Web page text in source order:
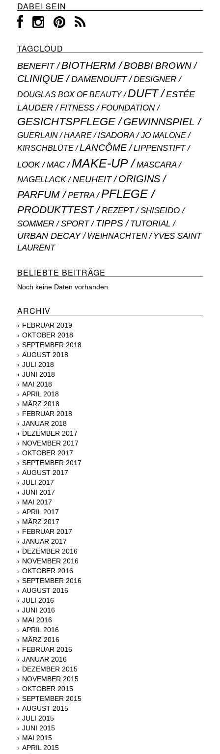
DABEI SEIN
TAGCLOUD
BENEFIT BIOTHERM BOBBI BROWN
CLINIQUE DAMENDUFT DESIGNER
DOUGLAS BOX OF BEAUTY DUFT
ESTÉE
LAUDER
FITNESS FOUNDATION
GESICHTSPFLEGE GEWINNSPIEL
GUERLAIN HAARE ISADORA JO MALONE
KIRSCHBLÜTE LANCÔME LIPPENSTIFT
LOOK MAC MAKE-UP MASCARA
NAGELLACK NEUHEIT ORIGINS
PARFUM PETRA PFLEGE
PRODUKTTEST REZEPT SHISEIDO
SOMMER SPORT TIPPS TUTORIAL
URBAN DECAY WEIHNACHTEN
YVES SAINT
LAURENT
BELIEBTE BEITRÄGE
Noch keine Daten vorhanden.
ARCHIV
FEBRUAR 2019
OKTOBER 2018
SEPTEMBER 2018
AUGUST 2018
JULI 2018
JUNI 2018
MAI 2018
APRIL 2018
MÄRZ 2018
FEBRUAR 2018
JANUAR 2018
DEZEMBER 2017
NOVEMBER 2017
OKTOBER 2017
SEPTEMBER 2017
AUGUST 2017
JULI 2017
JUNI 2017
MAI 2017
APRIL 2017
MÄRZ 2017
FEBRUAR 2017
JANUAR 2017
DEZEMBER 2016
NOVEMBER 2016
OKTOBER 2016
SEPTEMBER 2016
AUGUST 2016
JULI 2016
JUNI 2016
MAI 2016
APRIL 2016
MÄRZ 2016
FEBRUAR 2016
JANUAR 2016
DEZEMBER 2015
NOVEMBER 2015
OKTOBER 2015
SEPTEMBER 2015
AUGUST 2015
JULI 2015
JUNI 2015
MAI 2015
APRIL 2015